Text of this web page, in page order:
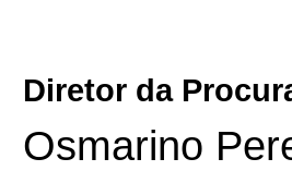
Diretor da
Osmarino